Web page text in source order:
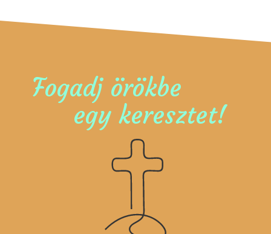
Fogadj örökbe
egy keresztet!